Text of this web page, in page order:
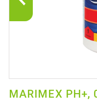
MARIMEX PH+,